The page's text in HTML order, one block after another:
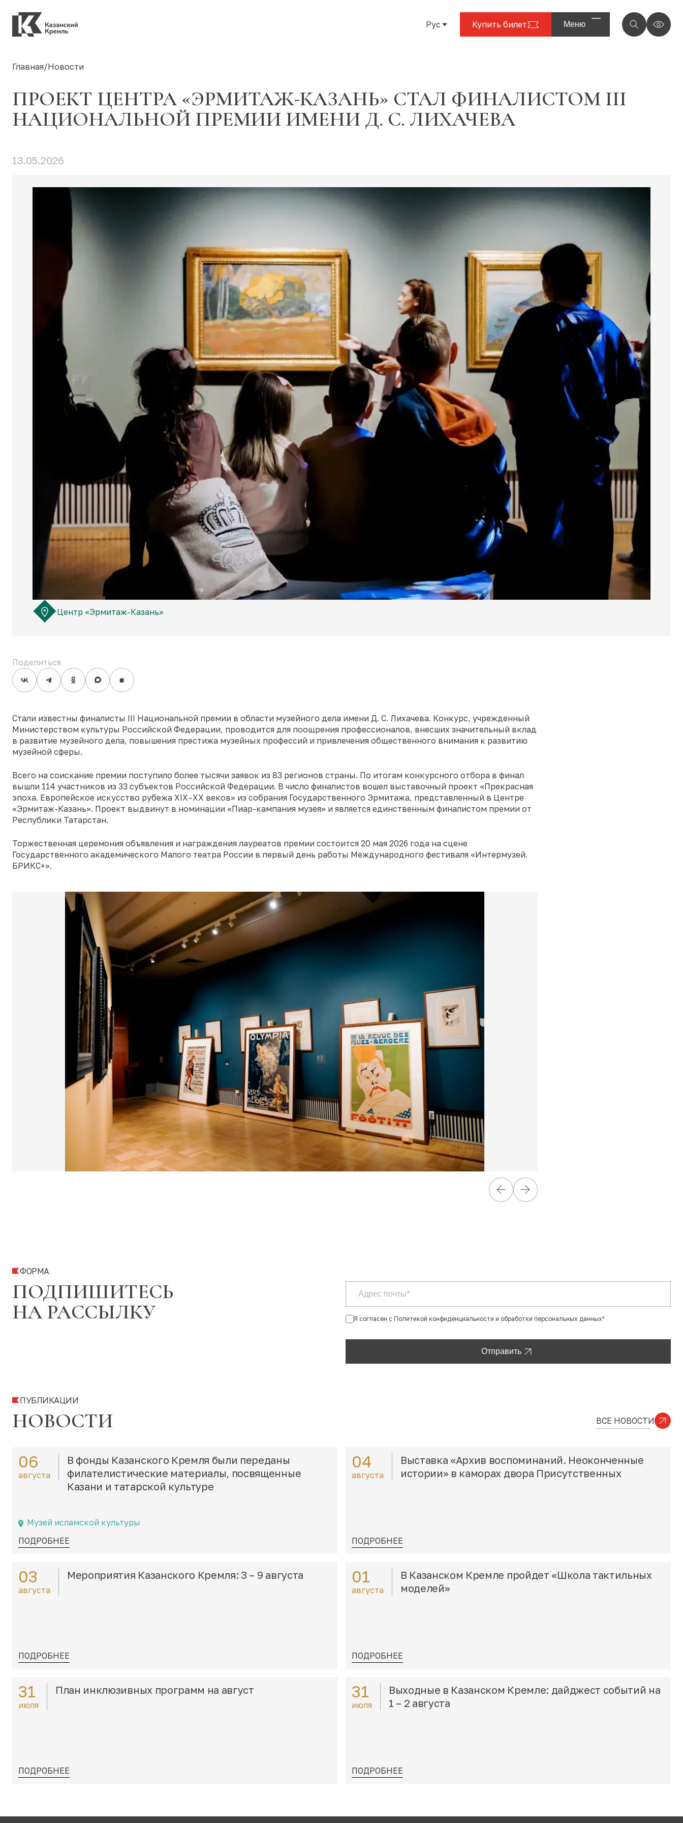
Рус
Купить билет Меню
Главная/Новости
ПРОЕКТ ЦЕНТРА «ЭРМИТАЖ-КАЗАНЬ» СТАЛ ФИНАЛИСТОМ III
НАЦИОНАЛЬНОЙ ПРЕМИИ ИМЕНИ Д. С. ЛИХАЧЕВА
13.05.2026
Центр «Эрмитаж-Казань»
Поделиться
Стали известны финалисты III Национальной премии в области музейного дела имени Д. С. Лихачева. Конкурс, учрежденный
Министерством культуры Российской Федерации, проводится для поощрения профессионалов, внесших значительный вклад
в развитие музейного дела, повышения престижа музейных профессий и привлечения общественного внимания к развитию
музейной сферы.
Всего на соискание премии поступило более тысячи заявок из 83 регионов страны. По итогам конкурсного отбора в финал
вышли 114 участников из 33 субъектов Российской Федерации. В число финалистов вошел выставочный проект «Прекрасная
эпоха. Европейское искусство рубежа XIX–XX веков» из собрания Государственного Эрмитажа, представленный в Центре
«Эрмитаж-Казань». Проект выдвинут в номинации «Пиар-кампания музея» и является единственным финалистом премии от
Республики Татарстан.
Торжественная церемония объявления и награждения лауреатов премии состоится 20 мая 2026 года на сцене
Государственного академического Малого театра России в первый день работы Международного фестиваля «Интермузей.
БРИКС+».
ФОРМА
ПОДПИШИТЕСЬ
НА РАССЫЛКУ
Я согласен с Политикой конфиденциальности и обработки персональных данных*
Отправить
ПУБЛИКАЦИИ
НОВОСТИ ВСЕ НОВОСТИ
06
августа
В фонды Казанского Кремля были переданы
филателистические материалы, посвященные
Казани и татарской культуре
Музей исламской культуры
ПОДРОБНЕЕ
04
августа
Выставка «Архив воспоминаний. Неоконченные
истории» в каморах двора Присутственных
ПОДРОБНЕЕ
03
августа
Мероприятия Казанского Кремля: 3 – 9 августа
ПОДРОБНЕЕ
01
августа
В Казанском Кремле пройдет «Школа тактильных
моделей»
ПОДРОБНЕЕ
31
июля
План инклюзивных программ на август
ПОДРОБНЕЕ
31
июля
Выходные в Казанском Кремле: дайджест событий на
1 – 2 августа
ПОДРОБНЕЕ